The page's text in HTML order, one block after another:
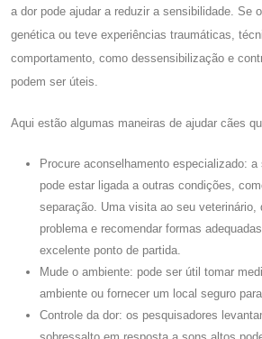
a dor pode ajudar a reduzir a sensibilidade. Se
genética ou teve experiências traumáticas,
comportamento, como dessensibilização e
podem ser úteis.
Aqui estão algumas maneiras de ajudar cães
Procure aconselhamento especializado:
pode estar ligada a outras condições,
separação. Uma visita ao seu veterinário,
problema e recomendar formas
excelente ponto de partida.
Mude o ambiente: pode ser útil tomar
ambiente ou fornecer um local seguro para
Controle da dor: os pesquisadores